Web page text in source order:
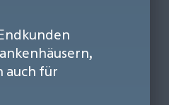
auch für